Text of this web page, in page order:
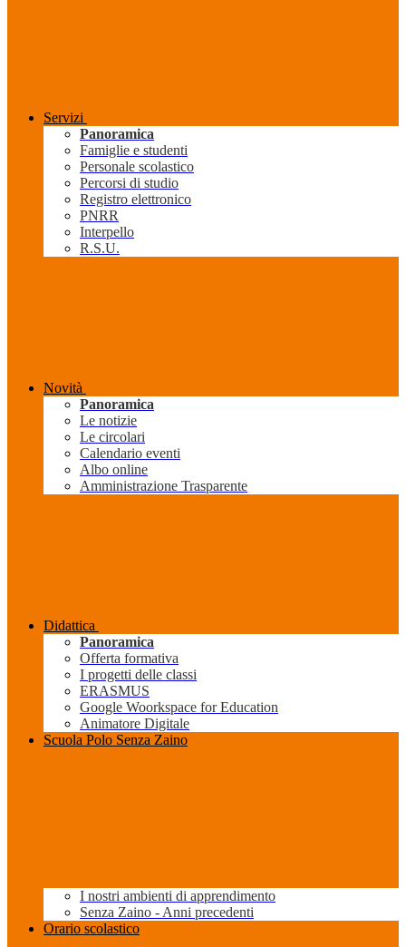
Servizi
Panoramica
Famiglie e studenti
Personale scolastico
Percorsi di studio
Registro elettronico
PNRR
Interpello
R.S.U.
Novità
Panoramica
Le notizie
Le circolari
Calendario eventi
Albo online
Amministrazione Trasparente
Didattica
Panoramica
Offerta formativa
I progetti delle classi
ERASMUS
Google Woorkspace for Education
Animatore Digitale
Scuola Polo Senza Zaino
I nostri ambienti di apprendimento
Senza Zaino - Anni precedenti
Orario scolastico